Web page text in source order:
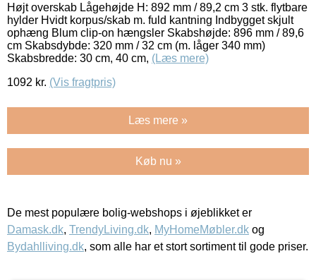
Højt overskab Lågehøjde H: 892 mm / 89,2 cm 3 stk. flytbare
hylder Hvidt korpus/skab m. fuld kantning Indbygget skjult
ophæng Blum clip-on hængsler Skabshøjde: 896 mm / 89,6
cm Skabsdybde: 320 mm / 32 cm (m. låger 340 mm)
Skabsbredde: 30 cm, 40 cm, (Læs mere)
1092 kr. (Vis fragtpris)
Læs mere »
Køb nu »
De mest populære bolig-webshops i øjeblikket er
Damask.dk, TrendyLiving.dk, MyHomeMøbler.dk og
Bydahlliving.dk, som alle har et stort sortiment til gode priser.